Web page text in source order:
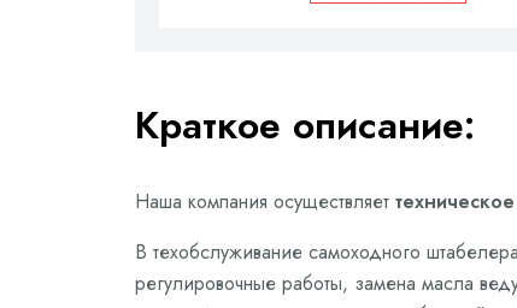
Краткое описание:
Наша компания осуществляет
В техобслуживание самоходного
регулировочные работы, замена масла